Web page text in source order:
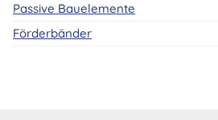
Passive Bauelemente
Förderbänder